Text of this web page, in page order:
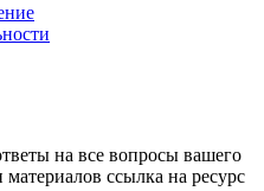
на все вопросы вашего
ссылка на ресурс